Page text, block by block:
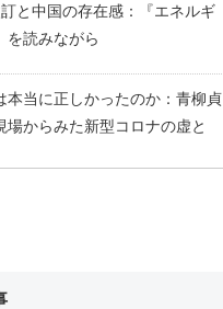
と中国の存在感：『エネルギ
を読みながら
本当に正しかったのか：青柳貞
場からみた新型コロナの虚と